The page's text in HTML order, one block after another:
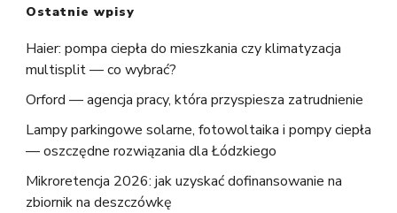
Ostatnie wpisy
Haier: pompa ciepła do mieszkania czy klimatyzacja
multisplit — co wybrać?
Orford — agencja pracy, która przyspiesza zatrudnienie
Lampy parkingowe solarne, fotowoltaika i pompy ciepła
— oszczędne rozwiązania dla Łódzkiego
Mikroretencja 2026: jak uzyskać dofinansowanie na
zbiornik na deszczówkę